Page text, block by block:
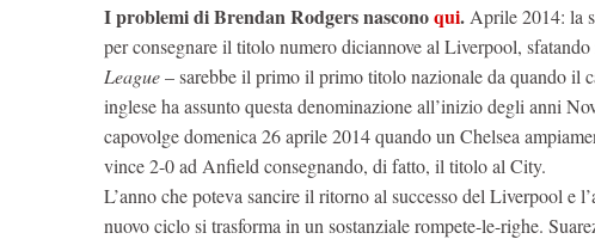
I problemi di Brendan Rodgers nasconoqui. Aprile 2014: la
per consegnare il titolo numero diciannove al Liverpool,
League– sarebbe il primo il primo titolo nazionale da quando il
inglese ha assunto questa denominazione all’inizio degli anni
capovolge domenica 26 aprile 2014 quando un Chelsea
vince 2-0 ad Anfield consegnando, di fatto, il titolo al City.
L’anno che poteva sancire il ritorno al successo del Liverpool e
nuovo ciclo si trasforma in un sostanziale rompete-le-righe.